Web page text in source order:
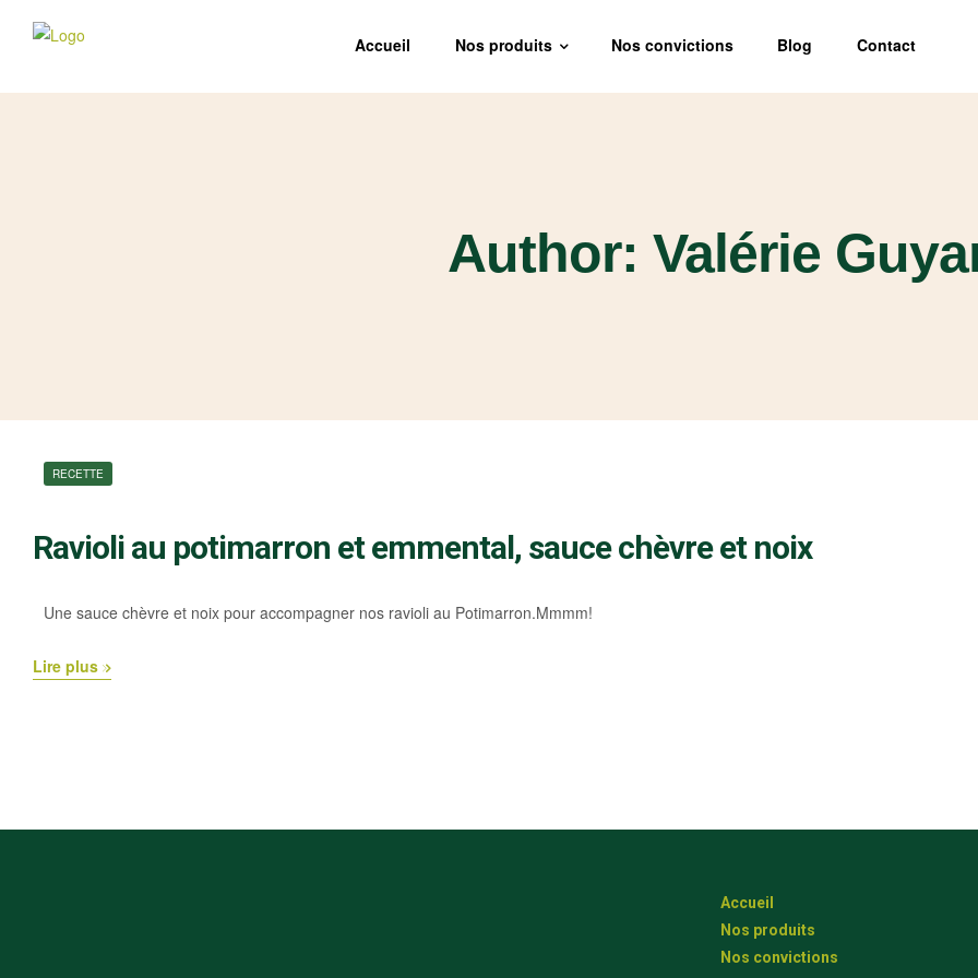
Accueil Nos produits Nos convictions Blog Contact
Author: Valérie
RECETTE
Ravioli au potimarron et emmental, sauce chèvre et noix
Une sauce chèvre et noix pour accompagner nos ravioli au Potimarron.Mmmm!
Lire plus
Accueil
Nos produits
Nos convictions